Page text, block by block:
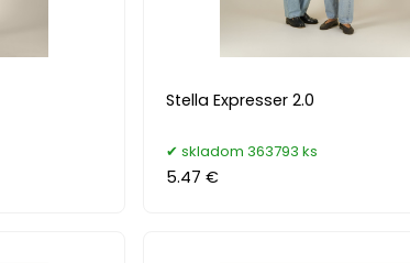
Stella Expresser 2.0
skladom 363793 ks
5.47 €